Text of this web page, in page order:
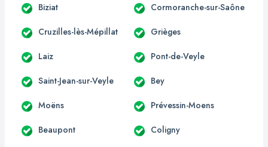
Biziat Cormoranche-sur-Saône
Cruzilles-lès-Mépillat Grièges
Laiz Pont-de-Veyle
Saint-Jean-sur-Veyle Bey
Moëns Prévessin-Moens
Beaupont Coligny